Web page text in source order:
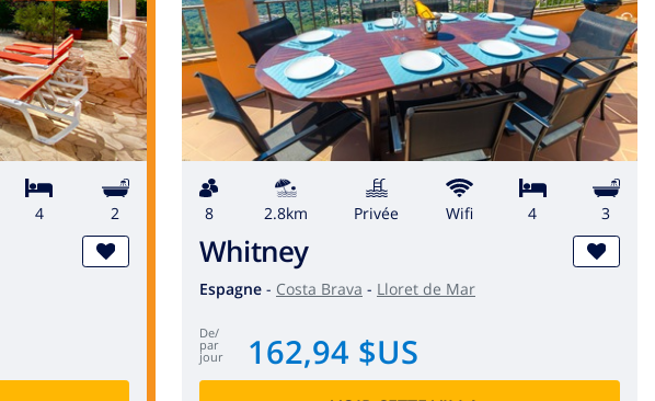
4 2 8 2.8km privée wifi 4 3
Whitney
Espagne - Costa Brava - Lloret de Mar
de/
par
jour 162,94 $US